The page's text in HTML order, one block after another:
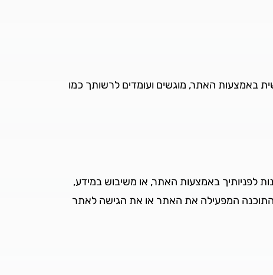
באמצעות האתר, מוגשים ועומדים לרשותך כמו
לפניותיך באמצעות האתר, או משיבוש במידע,
המפעילה את האתר או את הגישה לאתר